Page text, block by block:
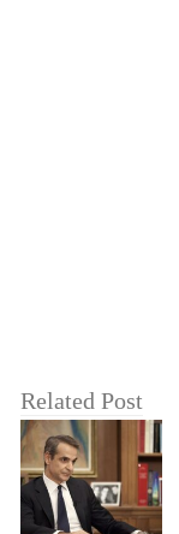
Related Post